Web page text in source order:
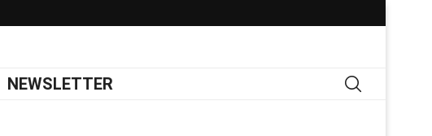
NEWSLETTER